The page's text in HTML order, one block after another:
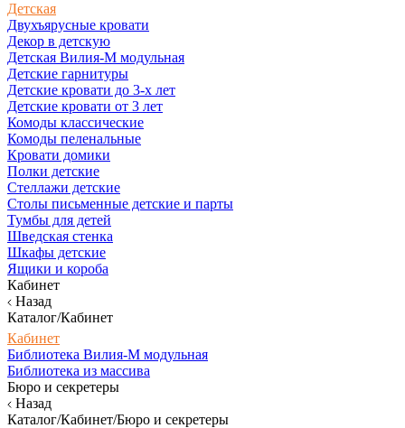
Детская
Двухъярусные кровати
Декор в детскую
Детская Вилия-М модульная
Детские гарнитуры
Детские кровати до 3-х лет
Детские кровати от 3 лет
Комоды классические
Комоды пеленальные
Кровати домики
Полки детские
Стеллажи детские
Столы письменные детские и парты
Тумбы для детей
Шведская стенка
Шкафы детские
Ящики и короба
Кабинет
Назад
Каталог/Кабинет
Кабинет
Библиотека Вилия-М модульная
Библиотека из массива
Бюро и секретеры
Назад
Каталог/Кабинет/Бюро и секретеры